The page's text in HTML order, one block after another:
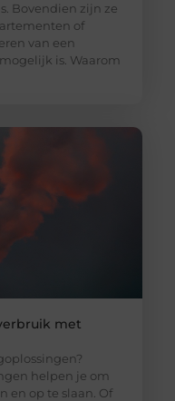
Bovendien zijn ze
of
van een
is. Waarom
met
helpen je om
en op te slaan. Of